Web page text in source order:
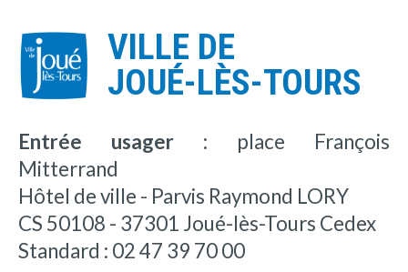
VILLE DE
JOUÉ-LÈS-TOURS
Entrée usager : place François
Mitterrand
Hôtel de ville - Parvis Raymond LORY
CS 50108 - 37301 Joué-lès-Tours Cedex
Standard : 02 47 39 70 00